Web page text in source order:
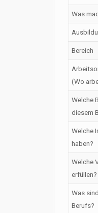
Was
Bereich
(Wo
Welche
diesem
Welche
haben?
Welche
erfüllen?
Was
Berufs?